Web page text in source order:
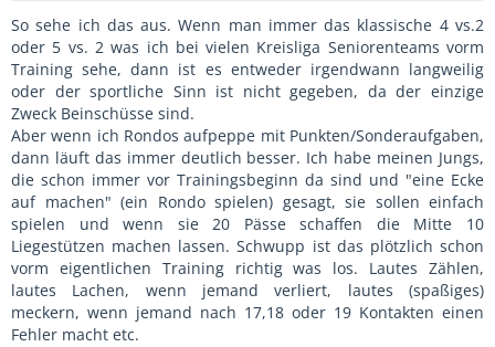
So sehe ich das aus. Wenn man immer das klassische 4 vs.2
oder 5 vs. 2 was ich bei vielen Kreisliga Seniorenteams vorm
Training sehe, dann ist es entweder irgendwann langweilig
oder der sportliche Sinn ist nicht gegeben, da der einzige
Zweck Beinschüsse sind.
Aber wenn ich Rondos aufpeppe mit Punkten/Sonderaufgaben,
dann läuft das immer deutlich besser. Ich habe meinen Jungs,
die schon immer vor Trainingsbeginn da sind und "eine Ecke
auf machen" (ein Rondo spielen) gesagt, sie sollen einfach
spielen und wenn sie 20 Pässe schaffen die Mitte 10
Liegestützen machen lassen. Schwupp ist das plötzlich schon
vorm eigentlichen Training richtig was los. Lautes Zählen,
lautes Lachen, wenn jemand verliert, lautes (spaßiges)
meckern, wenn jemand nach 17,18 oder 19 Kontakten einen
Fehler macht etc.